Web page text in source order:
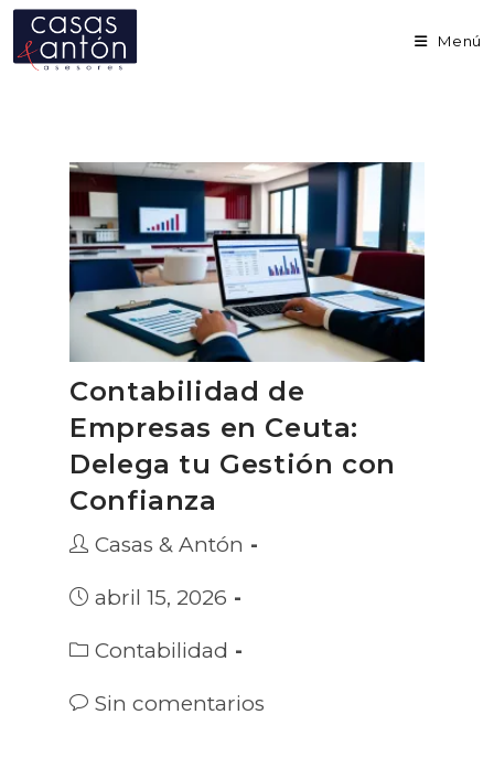
contenido
Menú
Contabilidad de
Empresas en Ceuta:
Delega tu Gestión con
Confianza
Autor
la
entrada:
Casas & Antón
Publicación
la
entrada:
abril 15, 2026
Categoría
la
entrada:
Contabilidad
Comentarios
Sin comentarios